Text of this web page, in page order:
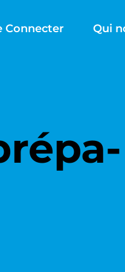
Connecter Qui